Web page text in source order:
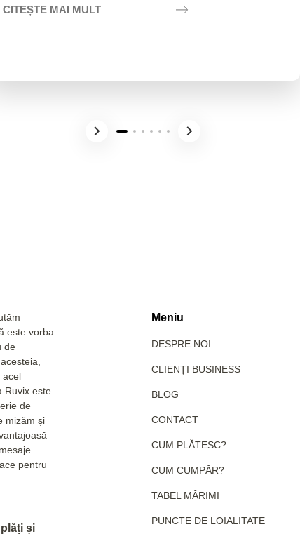
CITEȘTE MAI MULT
este vorba
de
acel
Ruvix este
de
mizăm și
pentru
și
Meniu
DESPRE NOI
CLIENȚI BUSINESS
BLOG
CONTACT
CUM PLĂTESC?
CUM CUMPĂR?
TABEL MĂRIMI
PUNCTE DE LOIALITATE